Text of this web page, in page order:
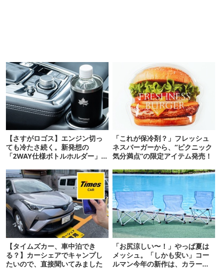
【さすがロゴス】エンジン切っ
ても冷たさ続く。新発想の
「2WAY仕様ボトルホルダー」が
「これが保冷剤？」フレッシュ
ネスバーガーから、“ピクニック
気分満点”の限定アイテム発売！
【タイムズカー、車中泊でき
る？】カーシェアでキャンプし
たいので、直接聞いてみました
「お尻涼しい〜！」やっぱ夏は
メッシュ。「しかも安い」コー
ルマン今年の新作は、カラーも